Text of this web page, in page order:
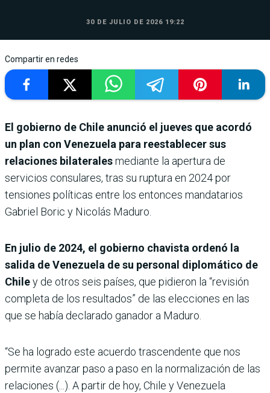
30 DE JULIO DE 2026 19:22
Compartir en redes
El gobierno de Chile anunció el jueves que acordó
un plan con Venezuela para reestablecer sus
relaciones bilateralesmediante la apertura de
servicios consulares, tras su ruptura en 2024 por
tensiones políticas entre los entonces mandatarios
Gabriel Boric y Nicolás Maduro.
En julio de 2024, el gobierno chavista ordenó la
salida de Venezuela de su personal diplomático de
Chiley de otros seis países, que pidieron la “revisión
completa de los resultados” de las elecciones en las
que se había declarado ganador a Maduro.
“Se ha logrado este acuerdo trascendente que nos
permite avanzar paso a paso en la normalización de las
relaciones (...). A partir de hoy, Chile y Venezuela